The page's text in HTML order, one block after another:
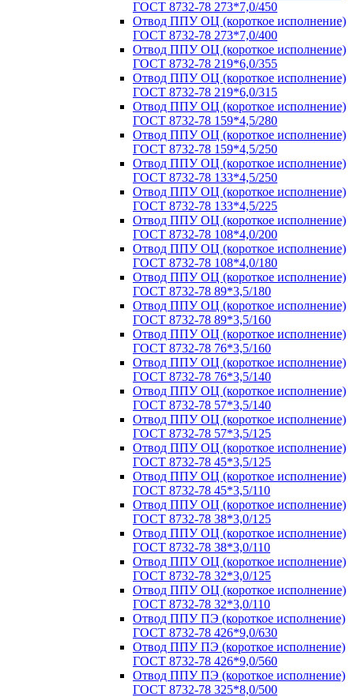
ГОСТ 8732-78 273*7,0/450
Отвод ППУ ОЦ (короткое исполнение)
ГОСТ 8732-78 273*7,0/400
Отвод ППУ ОЦ (короткое исполнение)
ГОСТ 8732-78 219*6,0/355
Отвод ППУ ОЦ (короткое исполнение)
ГОСТ 8732-78 219*6,0/315
Отвод ППУ ОЦ (короткое исполнение)
ГОСТ 8732-78 159*4,5/280
Отвод ППУ ОЦ (короткое исполнение)
ГОСТ 8732-78 159*4,5/250
Отвод ППУ ОЦ (короткое исполнение)
ГОСТ 8732-78 133*4,5/250
Отвод ППУ ОЦ (короткое исполнение)
ГОСТ 8732-78 133*4,5/225
Отвод ППУ ОЦ (короткое исполнение)
ГОСТ 8732-78 108*4,0/200
Отвод ППУ ОЦ (короткое исполнение)
ГОСТ 8732-78 108*4,0/180
Отвод ППУ ОЦ (короткое исполнение)
ГОСТ 8732-78 89*3,5/180
Отвод ППУ ОЦ (короткое исполнение)
ГОСТ 8732-78 89*3,5/160
Отвод ППУ ОЦ (короткое исполнение)
ГОСТ 8732-78 76*3,5/160
Отвод ППУ ОЦ (короткое исполнение)
ГОСТ 8732-78 76*3,5/140
Отвод ППУ ОЦ (короткое исполнение)
ГОСТ 8732-78 57*3,5/140
Отвод ППУ ОЦ (короткое исполнение)
ГОСТ 8732-78 57*3,5/125
Отвод ППУ ОЦ (короткое исполнение)
ГОСТ 8732-78 45*3,5/125
Отвод ППУ ОЦ (короткое исполнение)
ГОСТ 8732-78 45*3,5/110
Отвод ППУ ОЦ (короткое исполнение)
ГОСТ 8732-78 38*3,0/125
Отвод ППУ ОЦ (короткое исполнение)
ГОСТ 8732-78 38*3,0/110
Отвод ППУ ОЦ (короткое исполнение)
ГОСТ 8732-78 32*3,0/125
Отвод ППУ ОЦ (короткое исполнение)
ГОСТ 8732-78 32*3,0/110
Отвод ППУ ПЭ (короткое исполнение)
ГОСТ 8732-78 426*9,0/630
Отвод ППУ ПЭ (короткое исполнение)
ГОСТ 8732-78 426*9,0/560
Отвод ППУ ПЭ (короткое исполнение)
ГОСТ 8732-78 325*8,0/500